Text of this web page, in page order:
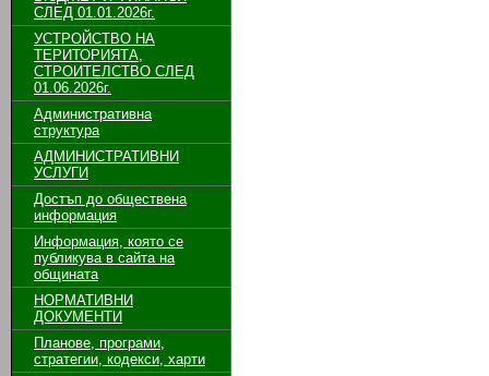
СЛЕД 01.01.2026г.
УСТРОЙСТВО НА
ТЕРИТОРИЯТА,
СТРОИТЕЛСТВО СЛЕД
01.06.2026г.
Административна
структура
АДМИНИСТРАТИВНИ
УСЛУГИ
Достъп до обществена
информация
Информация, която се
публикува в сайта на
общината
НОРМАТИВНИ
ДОКУМЕНТИ
Планове, програми,
стратегии, кодекси, харти